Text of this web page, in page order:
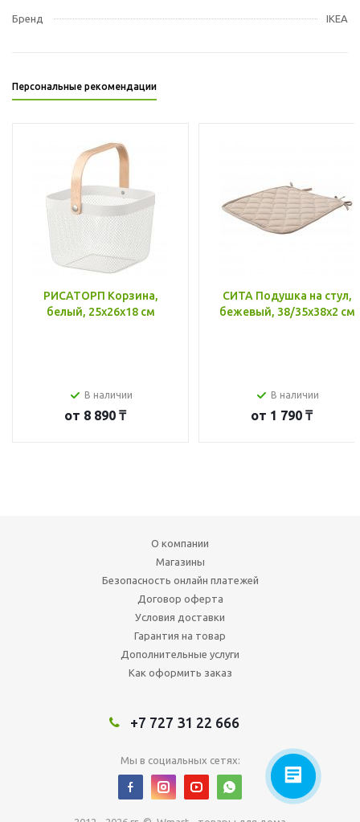
Бренд IKEA
Персональные рекомендации
РИСАТОРП Корзина,
белый, 25x26x18 см
В наличии
от 8 890 ₸
СИТА Подушка на стул,
бежевый, 38/35x38x2 см
В наличии
от 1 790 ₸
О компании
Магазины
Безопасность онлайн платежей
Договор оферта
Условия доставки
Гарантия на товар
Дополнительные услуги
Как оформить заказ
+7 727 31 22 666
Мы в социальных сетях: